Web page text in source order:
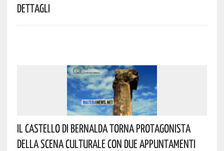
Dettagli
Il Castello Di Bernalda Torna Protagonista
Della Scena Culturale Con Due Appuntamenti